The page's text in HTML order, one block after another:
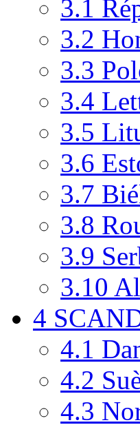
3.1
3.2
3.3
3.4
3.5
3.6
3.7
3.8
3.9
3.10
4
4.1
4.2
4.3